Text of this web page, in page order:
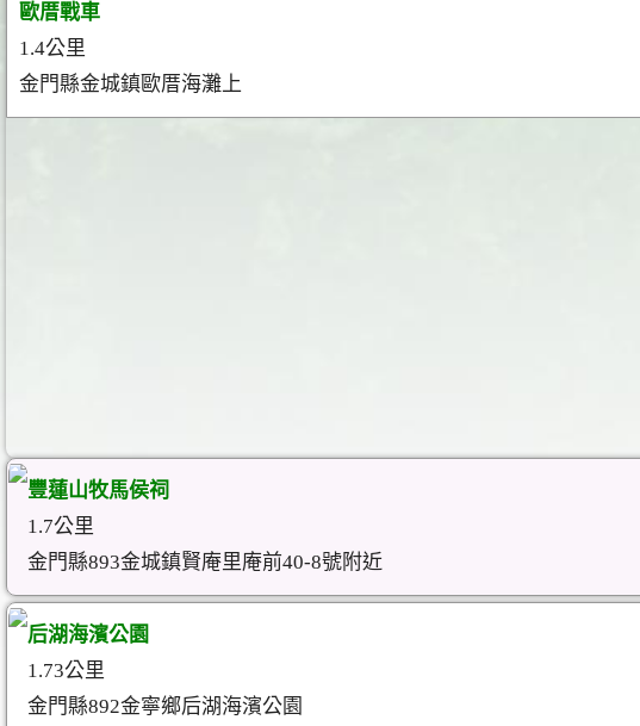
歐厝戰車
1.4公里
金門縣金城鎮歐厝海灘上
豐蓮山牧馬侯祠
1.7公里
金門縣893金城鎮賢庵里庵前40-8號附近
后湖海濱公園
1.73公里
金門縣892金寧鄉后湖海濱公園